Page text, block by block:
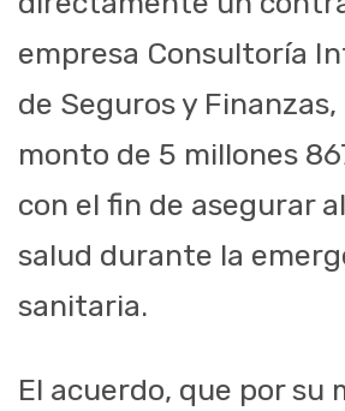
empresa Consultoría
de Seguros y
monto de 5 millones
con el fin de asegurar
salud durante la
sanitaria.
El acuerdo, que por su